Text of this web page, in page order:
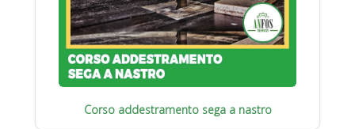
Corso addestramento sega a nastro